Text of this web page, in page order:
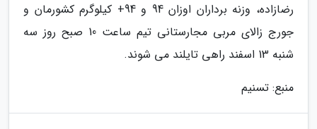
رضازاده، وزنه برداران اوزان 94 و 94+ کیلوگرم کشورمان و
جورج زالای مربی مجارستانی تیم ساعت 10 صبح روز سه
شنبه 13 اسفند راهی تایلند می شوند.
منبع: تسنیم